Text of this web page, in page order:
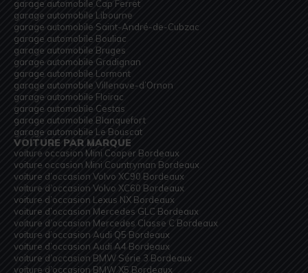
garage automobile Cap Ferret
garage automobile Libourne
garage automobile Saint-André-de-Cubzac
garage automobile Bouliac
garage automobile Bruges
garage automobile Gradignan
garage automobile Lormont
garage automobile Villenave-d’Ornon
garage automobile Floirac
garage automobile Cestas
garage automobile Blanquefort
garage automobile Le Bouscat
VOITURE PAR MARQUE
voiture occasion Mini Cooper Bordeaux
voiture occasion Mini Countryman Bordeaux
voiture d’occasion Volvo XC90 Bordeaux
voiture d’occasion Volvo XC60 Bordeaux
voiture d’occasion Lexus NX Bordeaux
voiture d’occasion Mercedes GLC Bordeaux
voiture d’occasion Mercedes Classe C Bordeaux
voiture d’occasion Audi Q5 Bordeaux
voiture d’occasion Audi A4 Bordeaux
voiture d’occasion BMW Série 3 Bordeaux
voiture d’occasion BMW X5 Bordeaux